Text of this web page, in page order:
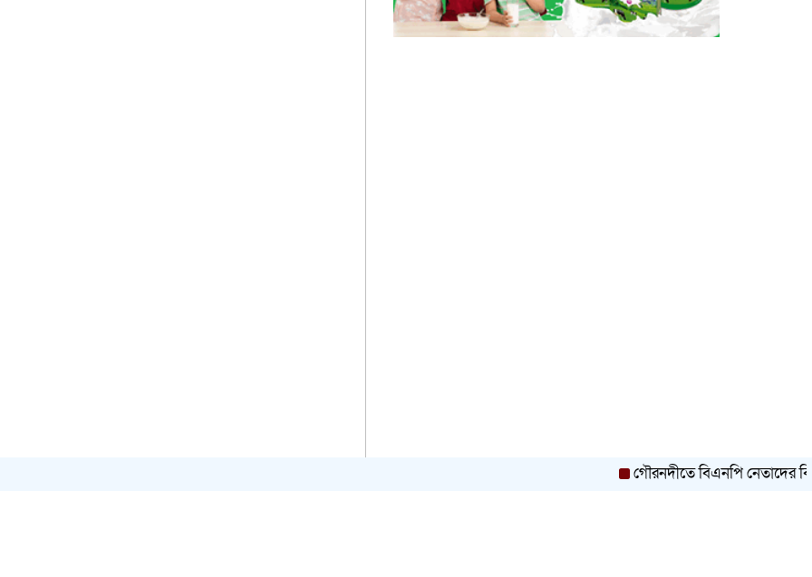
গৌরনদীতে বিএনপি নেতাদের বিরুদ্ধে